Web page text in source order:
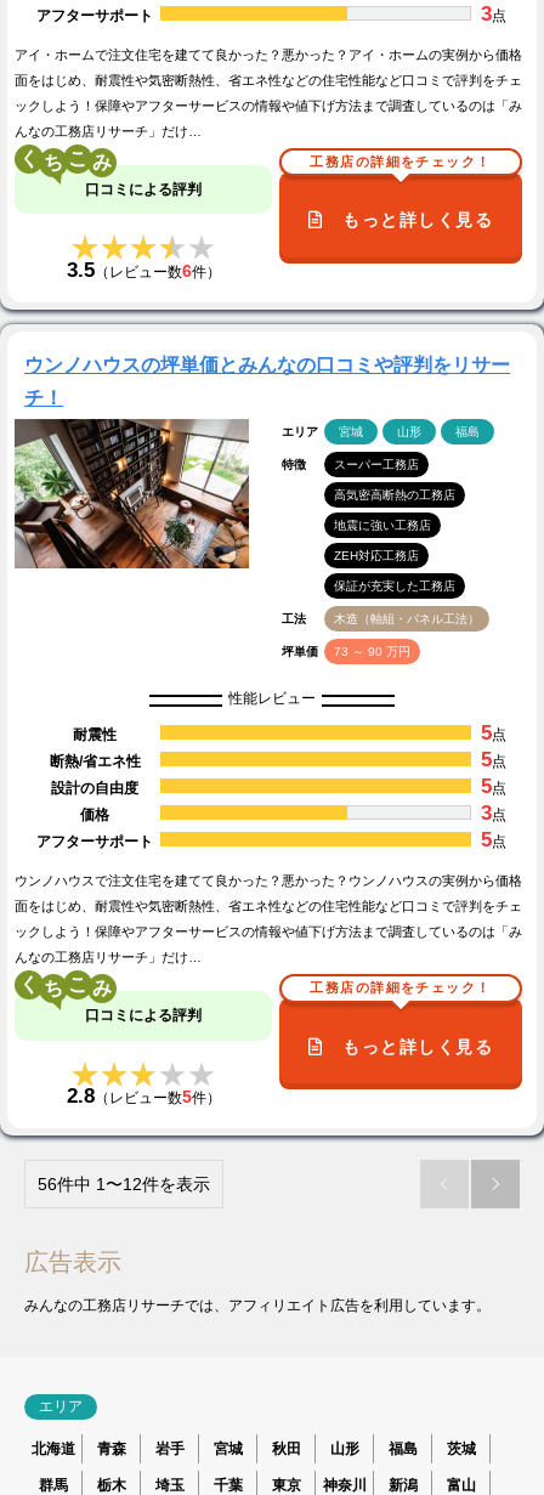
アフターサポート
3点
アイ・ホームで注文住宅を建てて良かった？悪かった？アイ・ホームの実例から価格
面をはじめ、耐震性や気密断熱性、省エネ性などの住宅性能など口コミで評判をチェ
ックしよう！保障やアフターサービスの情報や値下げ方法まで調査しているのは「み
んなの工務店リサーチ」だけ…
く こ
口コミによる評判
★★★★★
★★★★★
3.5（レビュー数6件）
工務店の詳細をチェック！
もっと詳しく見る
ウンノハウスの坪単価とみんなの口コミや評判をリサー
チ！
エリア 宮城 山形 福島
特徴 スーパー工務店
高気密高断熱の工務店
地震に強い工務店
ZEH対応工務店
保証が充実した工務店
工法 木造（軸組・パネル工法）
坪単価 73 ～ 90 万円
性能レビュー
耐震性 5点
断熱/省エネ性
5点
設計の自由度
5点
価格
3点
アフターサポート
5点
ウンノハウスで注文住宅を建てて良かった？悪かった？ウンノハウスの実例から価格
面をはじめ、耐震性や気密断熱性、省エネ性などの住宅性能など口コミで評判をチェ
ックしよう！保障やアフターサービスの情報や値下げ方法まで調査しているのは「み
んなの工務店リサーチ」だけ…
く こ
口コミによる評判
★★★★★
★★★★★
2.8（レビュー数5件）
工務店の詳細をチェック！
もっと詳しく見る
56件中 1〜12件を表示  
広告表示
みんなの工務店リサーチでは、アフィリエイト広告を利用しています。
エリア
北海道 青森 岩手 宮城 秋田 山形 福島 茨城
群馬 栃木 埼玉 千葉 東京 神奈川 新潟 富山